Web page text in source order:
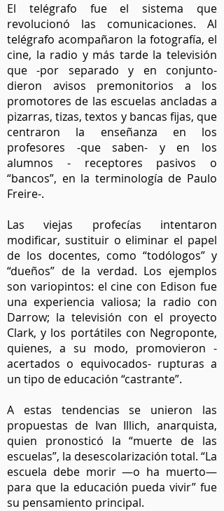
El telégrafo fue el sistema que
revolucionó las comunicaciones. Al
telégrafo acompañaron la fotografía, el
cine, la radio y más tarde la televisión
que -por separado y en conjunto-
dieron avisos premonitorios a los
promotores de las escuelas ancladas a
pizarras, tizas, textos y bancas fijas, que
centraron la enseñanza en los
profesores -que saben- y en los
alumnos - receptores pasivos o
“bancos”, en la terminología de Paulo
Freire-.
Las viejas profecías intentaron
modificar, sustituir o eliminar el papel
de los docentes, como “todólogos” y
“dueños” de la verdad. Los ejemplos
son variopintos: el cine con Edison fue
una experiencia valiosa; la radio con
Darrow; la televisión con el proyecto
Clark, y los portátiles con Negroponte,
quienes, a su modo, promovieron -
acertados o equivocados- rupturas a
un tipo de educación “castrante”.
A estas tendencias se unieron las
propuestas de Ivan Illich, anarquista,
quien pronosticó la “muerte de las
escuelas”, la desescolarización total. “La
escuela debe morir —o ha muerto—
para que la educación pueda vivir” fue
su pensamiento principal.